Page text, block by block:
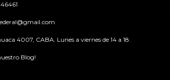
4007, CABA. Lunes a viernes de 14 a 18.
Blog!